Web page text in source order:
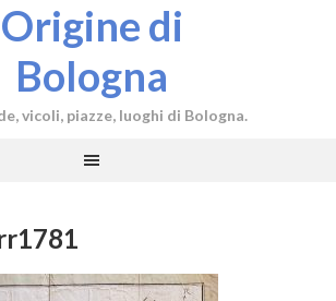
Origine di
Bologna
vicoli, piazze, luoghi di Bologna.